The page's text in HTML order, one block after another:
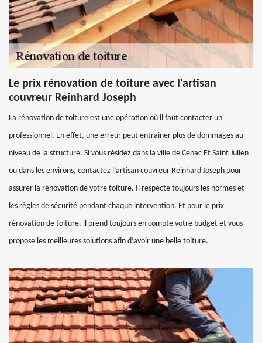
Le prix rénovation de toiture avec l’artisan
couvreur Reinhard Joseph
La rénovation de toiture est une opération où il faut contacter un
professionnel. En effet, une erreur peut entrainer plus de dommages au
niveau de la structure. Si vous résidez dans la ville de Cenac Et Saint Julien
ou dans les environs, contactez l’artisan couvreur Reinhard Joseph pour
assurer la rénovation de votre toiture. Il respecte toujours les normes et
les règles de sécurité pendant chaque intervention. Et pour le prix
rénovation de toiture, il prend toujours en compte votre budget et vous
propose les meilleures solutions afin d’avoir une belle toiture.